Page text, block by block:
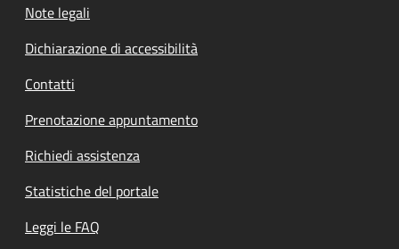
Note legali
Dichiarazione di accessibilità
Contatti
Prenotazione appuntamento
Richiedi assistenza
Statistiche del portale
Leggi le FAQ